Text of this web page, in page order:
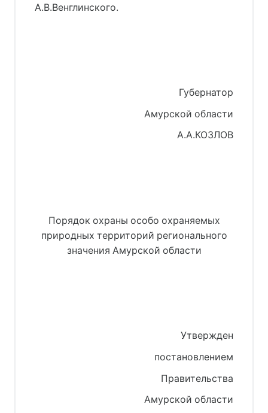
А.В.Венглинского.
Губернатор
Амурской области
А.А.КОЗЛОВ
Порядок охраны особо охраняемых
природных территорий регионального
значения Амурской области
Утвержден
постановлением
Правительства
Амурской области